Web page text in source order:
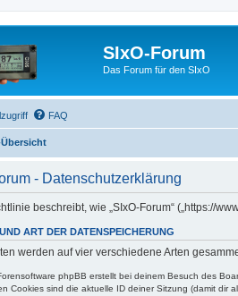
SIxO-Forum
Das Forum für den SIxO
FAQ
- Datenschutzerklärung
beschreibt, wie „SIxO-Forum“ („https://
ART DER DATENSPEICHERUNG
werden auf vier verschiedene Arten
phpBB erstellt bei deinem Besuch des
Cookies sind die aktuelle ID deiner Sitzung (damit dir